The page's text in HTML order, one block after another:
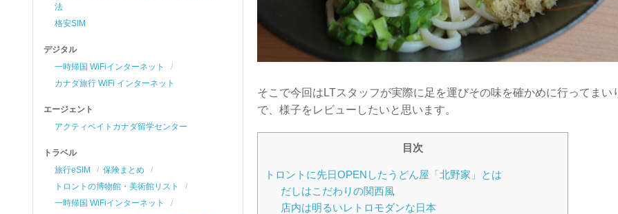
そこで今回はLTスタッフが実際に足を運びその味を確かめに行ってまい
で、様子をレビューしたいと思います。
目次
トロントに先日OPENしたうどん屋「北野家」とは
だしはこだわりの関西風
店内は明るいレトロモダンな日本
法
格安SIM
デジタル
一時帰国 WiFiインターネット
カナダ旅行 WiFi インターネット
エージェント
アクティベイトカナダ留学センター
トラベル
旅行eSIM
保険まとめ
トロントの博物館・美術館リスト
一時帰国 WiFiインターネット